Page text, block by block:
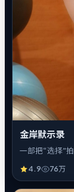
金岸默示录
一部把“选择”
4.9 76万